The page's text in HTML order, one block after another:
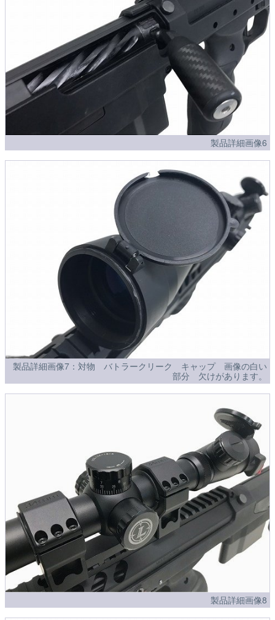
製品詳細画像6
製品詳細画像7：対物 バトラークリーク キャップ 画像の白い
部分 欠けがあります。
製品詳細画像8